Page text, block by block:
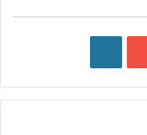
و
ر